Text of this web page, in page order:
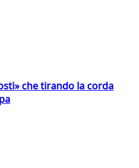
che tirando la corda